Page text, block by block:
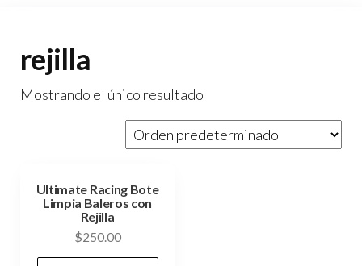
rejilla
Mostrando el único resultado
Ultimate Racing Bote
Limpia Baleros con
Rejilla
$250.00